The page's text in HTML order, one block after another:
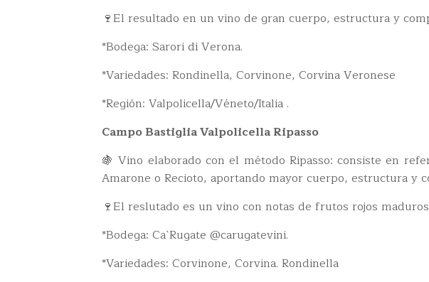
🍷El resultado en un vino de gran cuerpo, estructura y
*Bodega: Sarori di Verona.
*Variedades: Rondinella, Corvinone, Corvina Veronese
*Región: Valpolicella/Véneto/Italia .
Campo Bastiglia Valpolicella Ripasso
🍇 Vino elaborado con el método Ripasso: consiste en
Amarone o Recioto, aportando mayor cuerpo, estructura y
🍷El reslutado es un vino con notas de frutos rojos
*Bodega: Ca`Rugate @carugatevini.
*Variedades: Corvinone, Corvina. Rondinella